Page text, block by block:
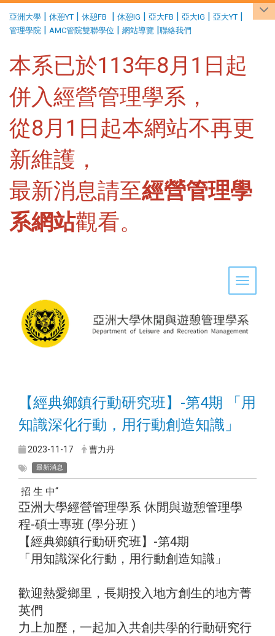
亞洲大學 | 休憩YT | 休憩FB | 休憩IG | 亞大FB | 亞大IG | 亞大YT |
管理學院 | AMC管院雙聯學位 | 網站導覽 |聯絡我們
本系已於113年8月1日起
併入經營管理學系，
從8月1日起本網站不再更
新維護，
最新消息請至經營管理學
系網站觀看。
Toggle
【經典鄉鎮行動研究班】-第4期 「用
知識深化行動，用行動創造知識」
2023-11-17 曹力丹
最新消息
招 生 中“
亞洲大學經營管理學系 休閒與遊憩管理學
程-碩士專班 (學分班 )
【經典鄉鎮行動研究班】-第4期
「用知識深化行動，用行動創造知識」
歡迎熱愛鄉里，長期投入地方創生的地方菁
英們
力上加歷，一起加入共創共學的行動研究行